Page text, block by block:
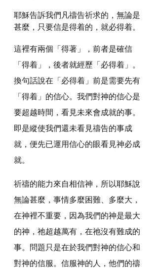
耶穌告訴我們凡禱告祈求的，無論是
甚麼，只要信是得着的，就必得着。
這裡有兩個「得著」，前者是確信
「得着」，後者就經歷「必得着」。
換句話說在「必得着」前是需要先有
「得着」的信心。我們對神的信心是
要超越時間，看見未來會成就的事。
即是縱使我們還未看見禱告的事成
就，便先已運用信心的眼看見神必成
就。
祈禱的能力來自相信神，所以耶穌說
無論甚麼，事情多麼困難、多麼大，
在神裡不重要，因為我們的神是最大
的神，祂超越萬有，在祂沒有難成的
事。問題只是在於我們對神的信心和
對神的信服。信服神的人，他們的禱